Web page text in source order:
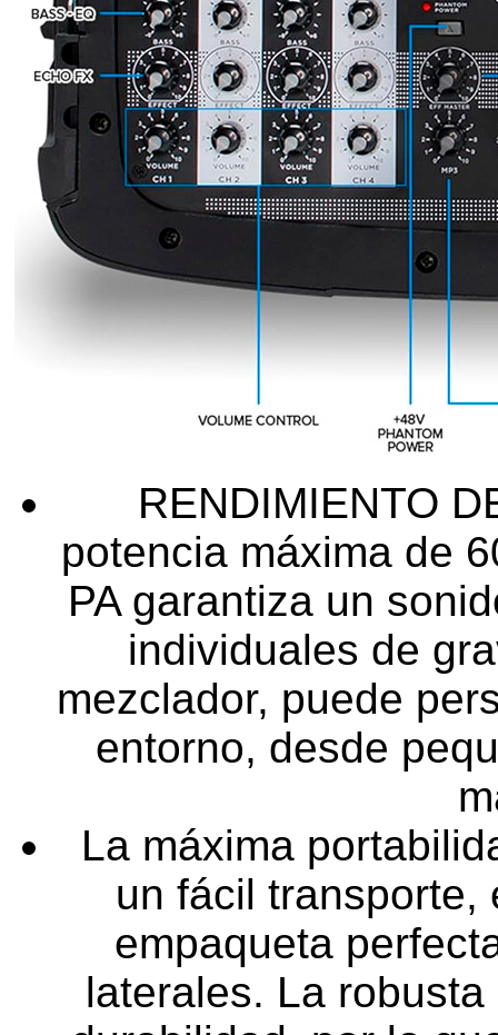
RENDIMIENTO
potencia máxima de
PA garantiza un
individuales de
mezclador, puede
entorno, desde
La máxima
un fácil transporte,
empaqueta
laterales. La